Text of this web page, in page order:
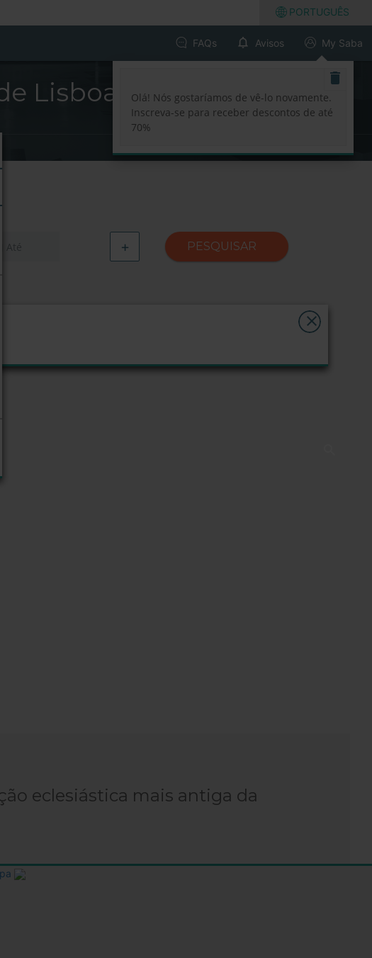
PORTUGUÊS
FAQs Avisos
Olá! Nós gostaríamos de vê-lo novamente.
Inscreva-se para receber descontos de até
70%
My Saba
Lisboa
+ PESQUISAR
eclesiástica mais antiga da